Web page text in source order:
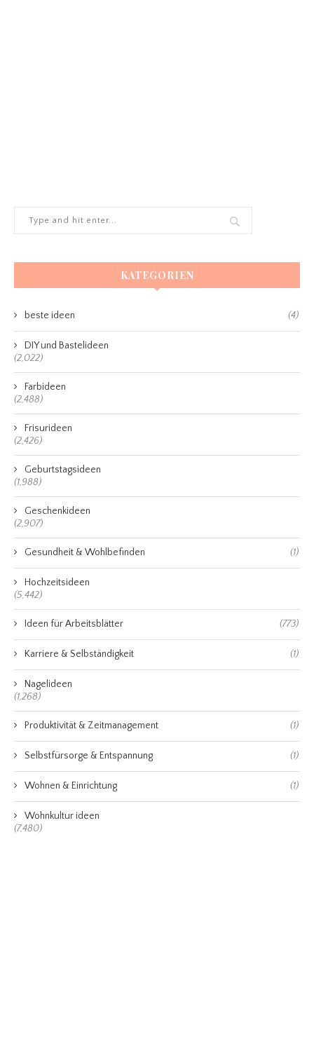
KATEGORIEN
beste ideen (4)
DIY und Bastelideen
(2,022)
Farbideen
(2,488)
Frisurideen
(2,426)
Geburtstagsideen
(1,988)
Geschenkideen
(2,907)
Gesundheit & Wohlbefinden (1)
Hochzeitsideen
(5,442)
Ideen für Arbeitsblätter (773)
Karriere & Selbständigkeit (1)
Nagelideen
(1,268)
Produktivität & Zeitmanagement (1)
Selbstfürsorge & Entspannung (1)
Wohnen & Einrichtung (1)
Wohnkultur ideen
(7,480)